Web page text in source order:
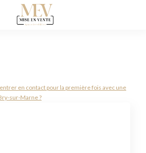
en contact pour la première fois avec une
sur-Marne ?